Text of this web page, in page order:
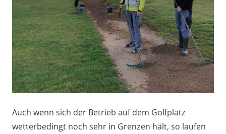
Auch wenn sich der Betrieb auf dem Golfplatz
wetterbedingt noch sehr in Grenzen hält, so laufen